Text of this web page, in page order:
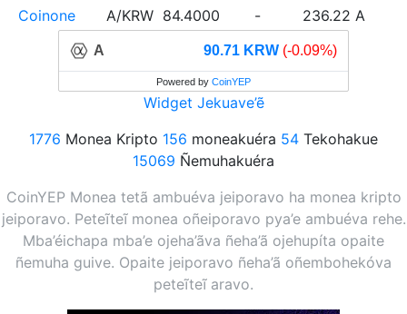
Coinone
A/KRW 84.4000 - 236.22 A
A 90.71 KRW (-0.09%)
Powered by CoinYEP
Widget Jekuave’ẽ
1776 Monea Kripto 156 moneakuéra 54 Tekohakue
15069 Ñemuhakuéra
CoinYEP Monea tetã ambuéva jeiporavo ha monea kripto
jeiporavo. Peteĩteĩ monea oñeiporavo pya’e ambuéva rehe.
Mba’éichapa mba’e ojeha’ãva ñeha’ã ojehupíta opaite
ñemuha guive. Opaite jeiporavo ñeha’ã oñembohekóva
peteĩteĩ aravo.